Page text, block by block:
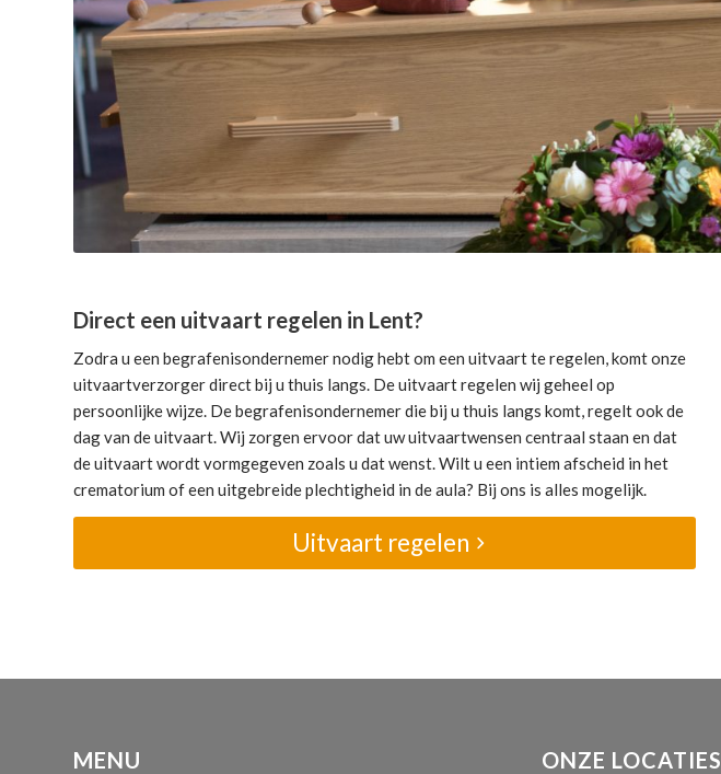
Direct een uitvaart regelen in Lent?
Zodra u een begrafenisondernemer nodig hebt om een uitvaart te regelen, komt onze
uitvaartverzorger direct bij u thuis langs. De uitvaart regelen wij geheel op
persoonlijke wijze. De begrafenisondernemer die bij u thuis langs komt, regelt ook de
dag van de uitvaart. Wij zorgen ervoor dat uw uitvaartwensen centraal staan en dat
de uitvaart wordt vormgegeven zoals u dat wenst. Wilt u een intiem afscheid in het
crematorium of een uitgebreide plechtigheid in de aula? Bij ons is alles mogelijk.
Uitvaart regelen
MENU ONZE LOCATIES